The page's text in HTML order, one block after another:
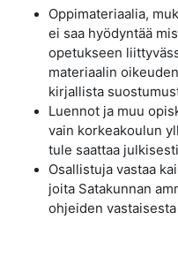
Oppimateriaalia,
ei saa hyödyntää
opetukseen
materiaalin
kirjallista
Luennot ja muu
vain korkeakoulun
tule saattaa
Osallistuja vastaa
joita Satakunnan
ohjeiden